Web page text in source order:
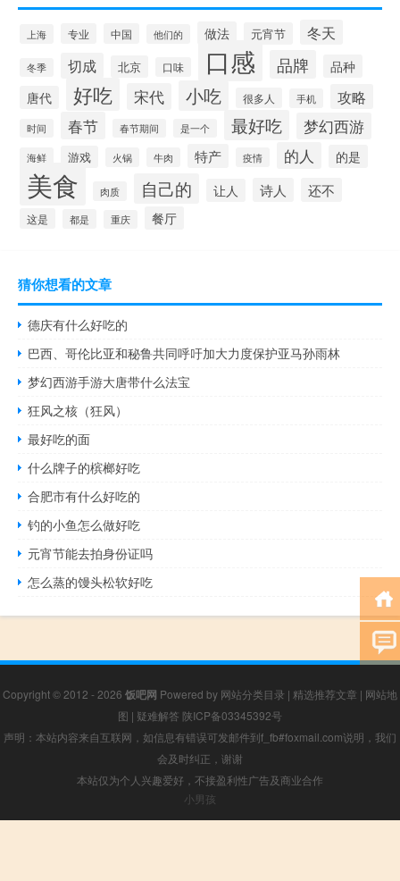
上海 专业 中国 他们的 做法 元宵节 冬天
冬季 切成 北京 口味 口感 品牌
品种
唐代
好吃 宋代 小吃 很多人 手机 攻略
时间 春节 春节期间 是一个 最好吃 梦幻西游
海鲜 游戏 火锅 牛肉 特产 疫情 的人 的是
美食 肉质 自己的 让人 诗人 还不
这是 都是 重庆 餐厅
猜你想看的文章
德庆有什么好吃的
巴西、哥伦比亚和秘鲁共同呼吁加大力度保护亚马孙雨林
梦幻西游手游大唐带什么法宝
狂风之核（狂风）
最好吃的面
什么牌子的槟榔好吃
合肥市有什么好吃的
钓的小鱼怎么做好吃
元宵节能去拍身份证吗
怎么蒸的馒头松软好吃
Copyright © 2012 - 2026 饭吧网 Powered by 网站分类目录 | 精选推荐文章 | 网站地
图 | 疑难解答 陕ICP备03345392号
声明：本站内容来自互联网，如信息有错误可发邮件到f_fb#foxmail.com说明，我们
会及时纠正，谢谢
本站仅为个人兴趣爱好，不接盈利性广告及商业合作
小男孩